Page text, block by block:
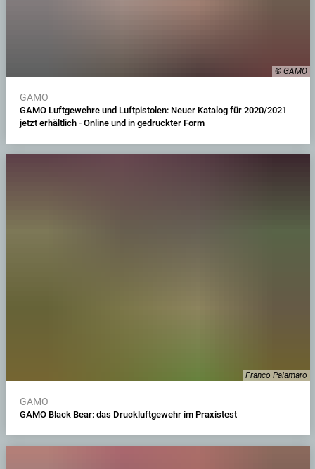
© GAMO
GAMO
GAMO Luftgewehre und Luftpistolen: Neuer Katalog für 2020/2021
jetzt erhältlich - Online und in gedruckter Form
Franco Palamaro
GAMO
GAMO Black Bear: das Druckluftgewehr im Praxistest